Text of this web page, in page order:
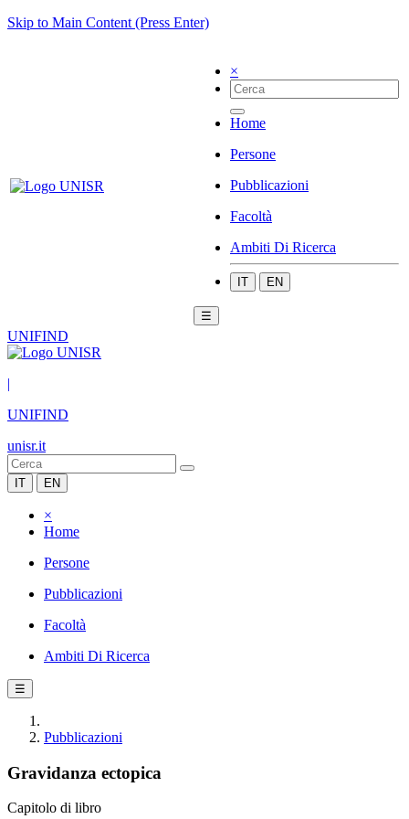
Skip to Main Content (Press Enter)
×
Home
Persone
Pubblicazioni
Facoltà
Ambiti Di Ricerca
IT EN
☰
UNIFIND
|
UNIFIND
unisr.it
IT EN
×
Home
Persone
Pubblicazioni
Facoltà
Ambiti Di Ricerca
☰
Pubblicazioni
Gravidanza ectopica
Capitolo di libro